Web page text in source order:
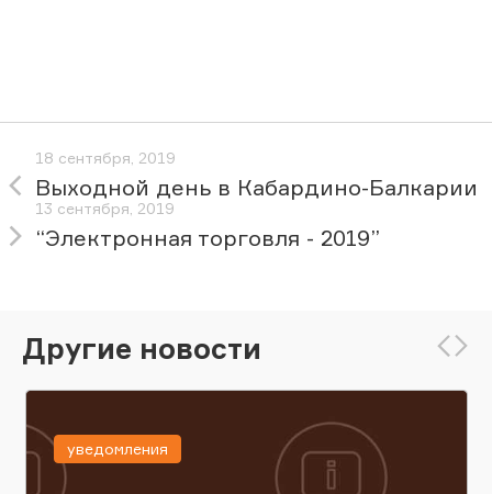
18 сентября, 2019
Выходной день в Кабардино-Балкарии
13 сентября, 2019
“Электронная торговля - 2019”
Другие новости
уведомления